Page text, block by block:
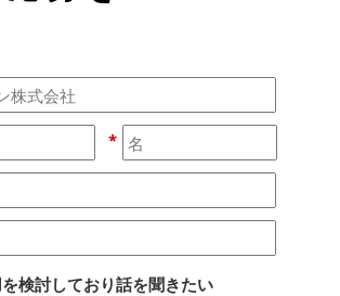
*
検討しており話を聞きたい